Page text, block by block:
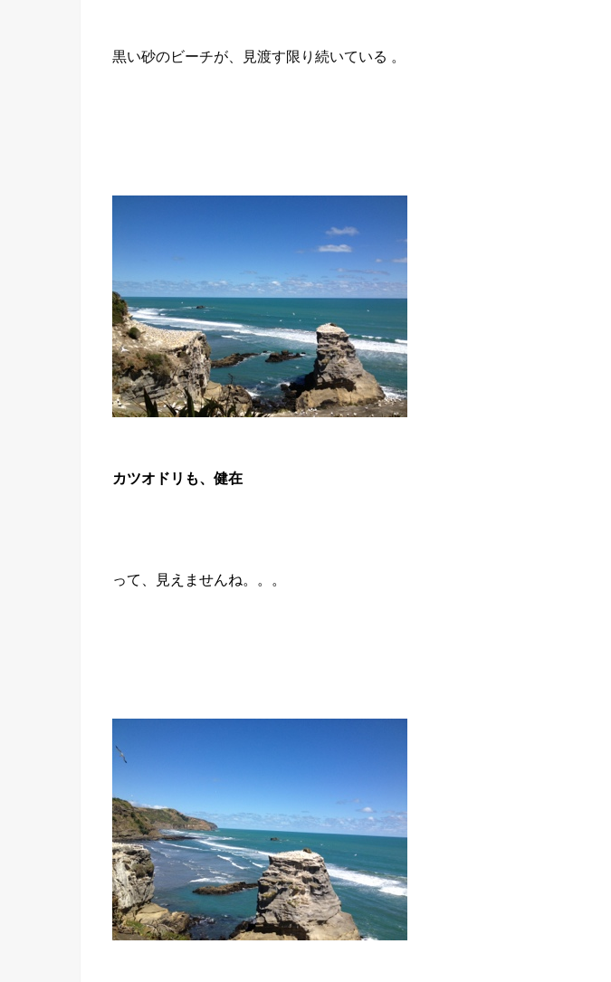
黒い砂のビーチが、見渡す限り続いている 。
カツオドリも、健在
って、見えませんね。。。